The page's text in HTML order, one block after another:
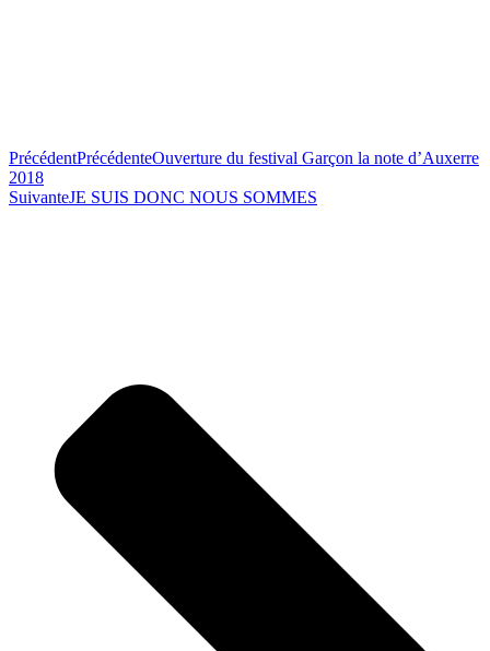
PrécédentPrécédenteOuverture du festival Garçon la note d’Auxerre
2018
SuivanteJE SUIS DONC NOUS SOMMES